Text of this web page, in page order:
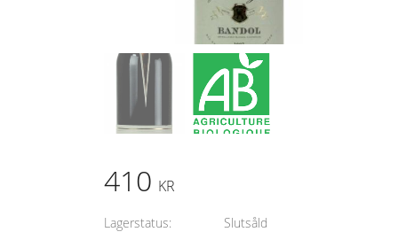
410 KR
Lagerstatus
Slutsåld